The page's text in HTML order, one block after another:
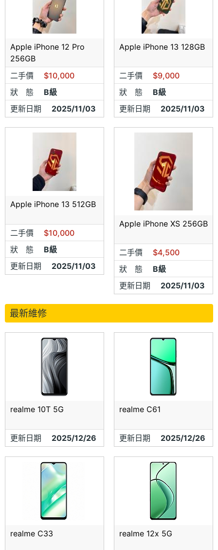
Apple iPhone 12 Pro
256GB
二手價
$10,000
狀 態
B級
更新日期
2025/11/03
Apple iPhone 13 128GB
二手價
$9,000
狀 態
B級
更新日期
2025/11/03
Apple iPhone 13 512GB
二手價
$10,000
狀 態
B級
更新日期
2025/11/03
Apple iPhone XS 256GB
二手價
$4,500
狀 態
B級
更新日期
2025/11/03
最新維修
realme 10T 5G
更新日期 2025/12/26
realme C61
更新日期 2025/12/26
realme C33 realme 12x 5G